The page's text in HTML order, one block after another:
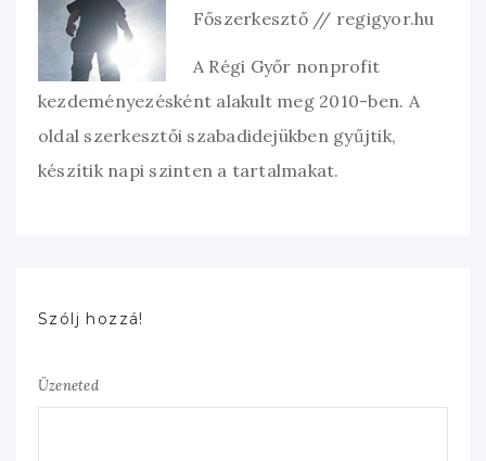
Főszerkesztő // regigyor.hu
A Régi Győr nonprofit
kezdeményezésként alakult meg 2010-ben. A
oldal szerkesztői szabadidejükben gyűjtik,
készítik napi szinten a tartalmakat.
Szólj hozzá!
Üzeneted